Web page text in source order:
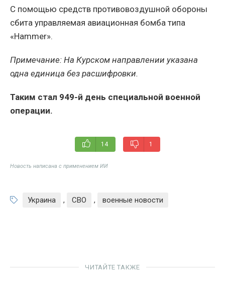
С помощью средств противовоздушной обороны
сбита управляемая авиационная бомба типа
«Hammer».
Примечание: На Курском направлении указана
одна единица без расшифровки.
Таким стал 949-й день специальной военной
операции.
14 1
Новость написана с применением ИИ
Украина , СВО , военные новости
ЧИТАЙТЕ ТАКЖЕ